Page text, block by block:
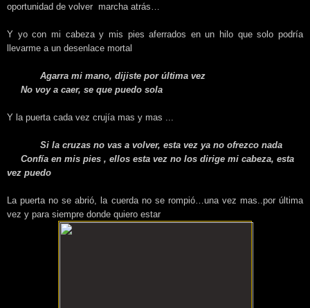
oportunidad de volver marcha atrás…
Y yo con mi cabeza y mis pies aferrados en un hilo que solo podría
llevarme a un desenlace mortal
Agarra mi mano, dijiste por última vez
No voy a caer, se que puedo sola
Y la puerta cada vez crujía mas y mas ...
Si la cruzas no vas a volver, esta vez ya no ofrezco nada
Confía en mis pies , ellos esta vez no los dirige mi cabeza, esta
vez puedo
La puerta no se abrió, la cuerda no se rompió…una vez mas..por última
vez y para siempre donde quiero estar